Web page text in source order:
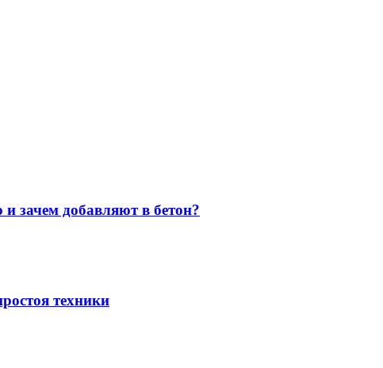
зачем добавляют в бетон?
техники